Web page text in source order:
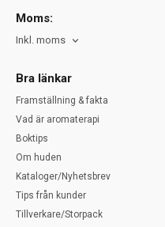
Moms:
Inkl. moms
Bra länkar
Framställning & fakta
Vad är aromaterapi
Boktips
Om huden
Kataloger/Nyhetsbrev
Tips från kunder
Tillverkare/Storpack